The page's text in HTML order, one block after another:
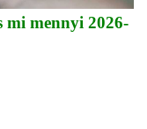
mi mennyi 2026-